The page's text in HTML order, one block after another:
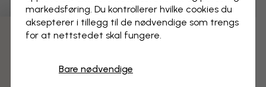
Endringer
Mål
markedsføring. Du kontrollerer hvilke cookies du
aksepterer i tillegg til de nødvendige som trengs
for at nettstedet skal fungere.
Bare nødvendige